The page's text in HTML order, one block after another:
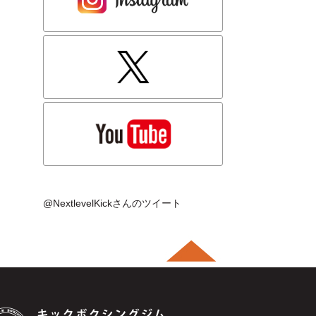
@NextlevelKickさんのツイート